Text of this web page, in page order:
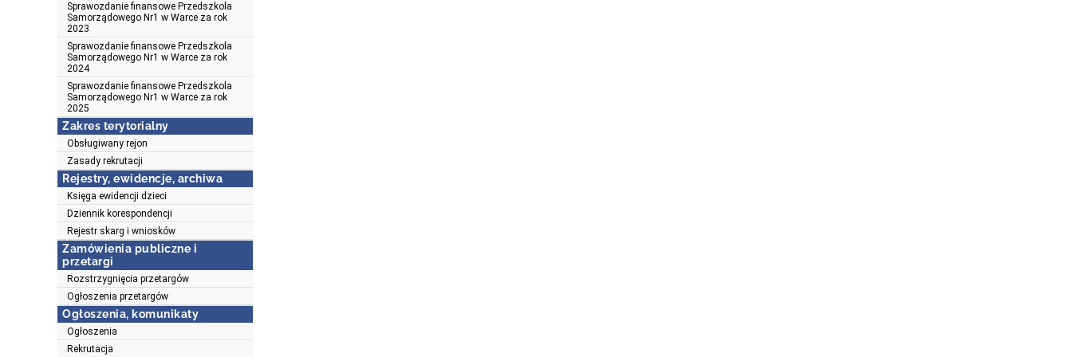
Sprawozdanie finansowe Przedszkola
Samorządowego Nr1 w Warce za rok
2023
Sprawozdanie finansowe Przedszkola
Samorządowego Nr1 w Warce za rok
2024
Sprawozdanie finansowe Przedszkola
Samorządowego Nr1 w Warce za rok
2025
Zakres terytorialny
Obsługiwany rejon
Zasady rekrutacji
Rejestry, ewidencje, archiwa
Księga ewidencji dzieci
Dziennik korespondencji
Rejestr skarg i wniosków
Zamówienia publiczne i
przetargi
Rozstrzygnięcia przetargów
Ogłoszenia przetargów
Ogłoszenia, komunikaty
Ogłoszenia
Rekrutacja